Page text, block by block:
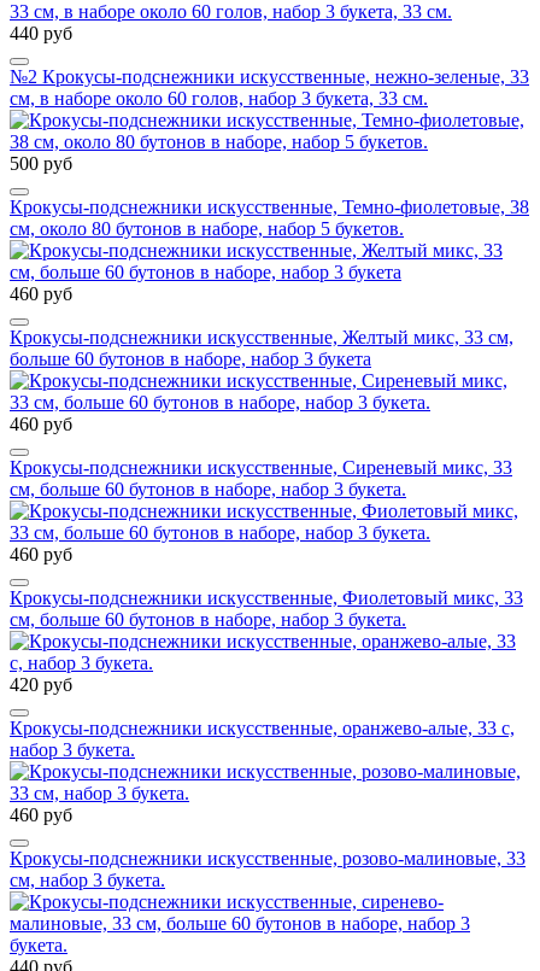
440 руб
№2 Крокусы-подснежники искусственные, нежно-зеленые, 33
см, в наборе около 60 голов, набор 3 букета, 33 см.
500 руб
Крокусы-подснежники искусственные, Темно-фиолетовые, 38
см, около 80 бутонов в наборе, набор 5 букетов.
460 руб
Крокусы-подснежники искусственные, Желтый микс, 33 см,
больше 60 бутонов в наборе, набор 3 букета
460 руб
Крокусы-подснежники искусственные, Сиреневый микс, 33
см, больше 60 бутонов в наборе, набор 3 букета.
460 руб
Крокусы-подснежники искусственные, Фиолетовый микс, 33
см, больше 60 бутонов в наборе, набор 3 букета.
420 руб
Крокусы-подснежники искусственные, оранжево-алые, 33 с,
набор 3 букета.
460 руб
Крокусы-подснежники искусственные, розово-малиновые, 33
см, набор 3 букета.